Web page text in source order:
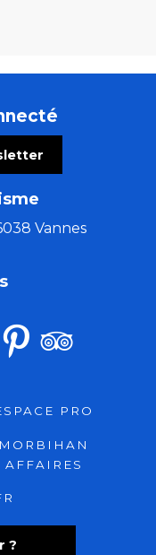
Vannes
?
PRO
MORBIHAN
AFFAIRES